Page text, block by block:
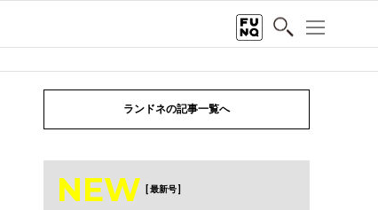
ランドネの記事一覧へ
NEW [ 最新号 ]